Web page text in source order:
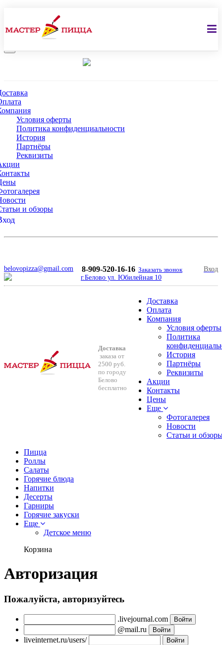
Роллы
Гарниры Горячие закуски
Условия оферты
Политика конфиденциальности
История
Партнёры
Реквизиты
и обзоры
belovopizza@gmail.com 8-909-520-16-16 Заказать звонок
г.Белово ул. Юбилейная 10
Вход
Доставка
заказа от
2500 руб.
по городу
Белово
бесплатно
Доставка
Оплата
Компания
Условия оферты
Политика
История
Партнёры
Реквизиты
Акции
Контакты
Цены
Еще
Фотогалерея
Новости
Cтатьи и
Пицца
Роллы
Салаты
Горячие блюда
Напитки
Десерты
Гарниры
Горячие закуски
Еще
Детское меню
Корзина
Авторизация
Пожалуйста, авторизуйтесь
.livejournal.com
@mail.ru
liveinternet.ru/users/